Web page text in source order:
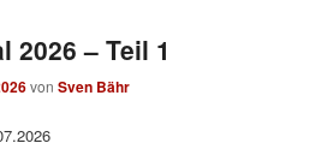
2026 – Teil 1
vonSven Bähr